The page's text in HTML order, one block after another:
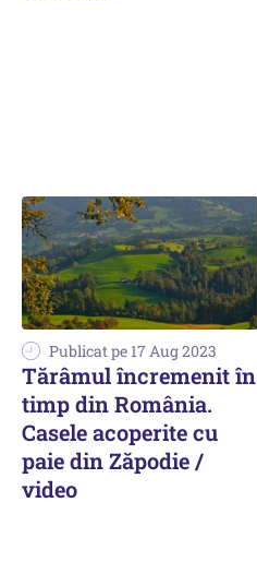
Publicat pe 17 Aug 2023
Tărâmul încremenit în
timp din România.
Casele acoperite cu
paie din Zăpodie /
video